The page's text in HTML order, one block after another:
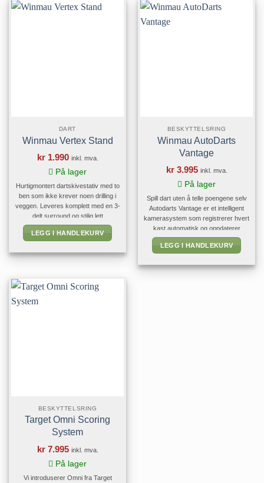
redusere bevegelsen. Dartbordet
veggbeskyttelse.Merk!Dart skive
og beskyttelses ring er ikke
DART
Winmau Vertex Stand
kr1.990 inkl. mva.
På lager
Hurtigmontert dartskivestativ med to
ben som ikke krever noen drilling i
veggen. Leveres komplett med en 3-
delt surround og stilig lett
bæreveske. NB! Dartskive er ikke
inkludert.
LEGG I HANDLEKURV
BESKYTTELSRING
Winmau AutoDarts
Vantage
kr3.995 inkl. mva.
På lager
Spill dart uten å telle poengene selv
Autodarts Vantage er et intelligent
kamerasystem som registrerer hvert
kast automatisk og oppdaterer
poengsummen i sanntid. De
medfølgende kameraene analyserer
kan fokusere fullt og helt på spillet.
LEGG I HANDLEKURV
BESKYTTELSRING
Target Omni Scoring
System
kr7.995 inkl. mva.
På lager
Vi introduserer Omni fra Target